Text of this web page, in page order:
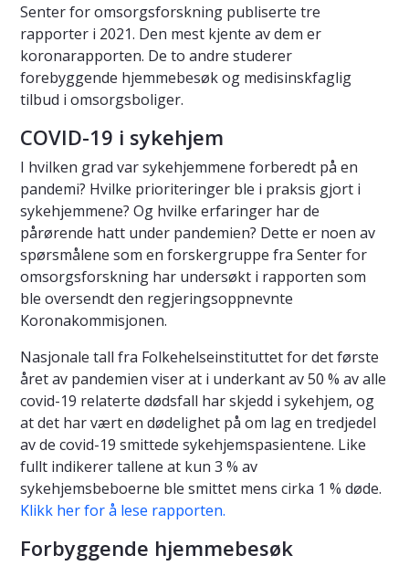
Senter for omsorgsforskning publiserte tre
rapporter i 2021. Den mest kjente av dem er
koronarapporten. De to andre studerer
forebyggende hjemmebesøk og medisinskfaglig
tilbud i omsorgsboliger.
COVID-19 i sykehjem
I hvilken grad var sykehjemmene forberedt på en
pandemi? Hvilke prioriteringer ble i praksis gjort i
sykehjemmene? Og hvilke erfaringer har de
pårørende hatt under pandemien? Dette er noen av
spørsmålene som en forskergruppe fra Senter for
omsorgsforskning har undersøkt i rapporten som
ble oversendt den regjeringsoppnevnte
Koronakommisjonen.
Nasjonale tall fra Folkehelseinstituttet for det første
året av pandemien viser at i underkant av 50 % av alle
covid-19 relaterte dødsfall har skjedd i sykehjem, og
at det har vært en dødelighet på om lag en tredjedel
av de covid-19 smittede sykehjemspasientene. Like
fullt indikerer tallene at kun 3 % av
sykehjemsbeboerne ble smittet mens cirka 1 % døde.
Klikk her for å lese rapporten.
Forbyggende hjemmebesøk